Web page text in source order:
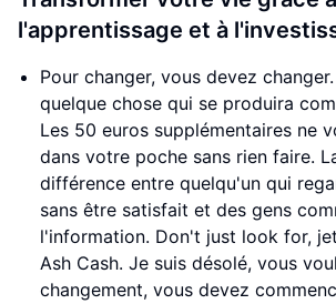
l'apprentissage et à
Pour changer, vous devez
quelque chose qui se produira
Les 50 euros supplémentaires ne
dans votre poche sans rien faire.
différence entre quelqu'un qui
sans être satisfait et des gens
l'information. Don't just look for,
Ash Cash. Je suis désolé, vous
changement, vous devez